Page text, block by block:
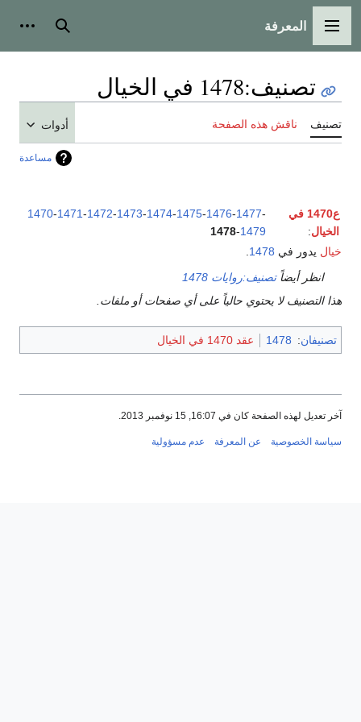
القائمة الرئيسية
المعرفة بحث
تصنيف:1478 في الخيال
تصنيف ناقش هذه الصفحة أدوات
مساعدة
ع1470 في
الخيال:
1470-1471-1472-1473-1474-1475-1476-1477-
1478-1479
خيال يدور في 1478
انظر أيضاًتصنيف:روايات 1478
هذا التصنيف لا يحتوي حالياً على أي صفحات أو ملفات.
تصنيفان:
1478 عقد 1470 في الخيال
آخر تعديل لهذه الصفحة كان في 16:07, 15 نوفمبر 2013.
سياسة الخصوصية عن المعرفة عدم مسؤولية